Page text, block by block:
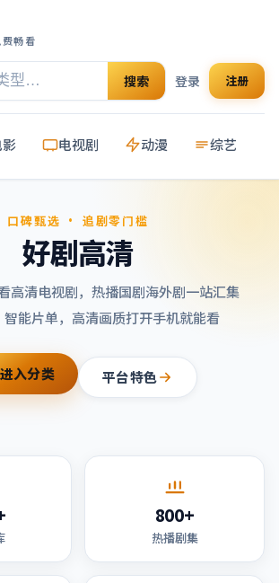
畅看
搜索 登录 注册
电视剧 动漫 综艺
口碑甄选 · 追剧零门槛
好剧高清
高清电视剧，热播国剧海外剧一站汇集
能片单，高清画质打开手机就能看
进入分类 平台特色
800+
热播剧集